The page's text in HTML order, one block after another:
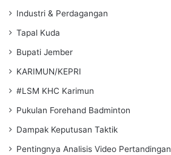
Industri & Perdagangan
Tapal Kuda
Bupati Jember
KARIMUN/KEPRI
#LSM KHC Karimun
Pukulan Forehand Badminton
Dampak Keputusan Taktik
Pentingnya Analisis Video Pertandingan